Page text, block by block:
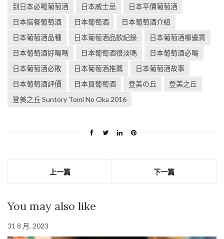
到日本必喝葡萄酒
日本威士忌
日本平價葡萄酒
日本搭餐葡萄酒
日本葡萄酒
日本葡萄酒介紹
日本葡萄酒品種
日本葡萄酒品飲紀錄
日本葡萄酒哪邊買
日本葡萄酒好喝嗎
日本葡萄酒很淡嗎
日本葡萄酒必喝
日本葡萄酒必敗
日本葡萄酒推薦
日本葡萄酒故事
日本葡萄酒評價
日本買葡萄酒 登美の丘
登美之丘
登美之丘 Suntory Tomi No Oka 2016
上一篇 下一篇
You may also like
31 8 月, 2023